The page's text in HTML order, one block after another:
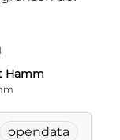
Hamm
opendata